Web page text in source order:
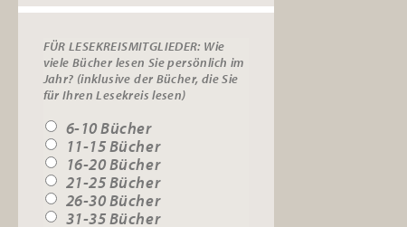
FÜR LESEKREISMITGLIEDER: Wie
viele Bücher lesen Sie persönlich im
Jahr? (inklusive der Bücher, die Sie
für Ihren Lesekreis lesen)
6-10 Bücher
11-15 Bücher
16-20 Bücher
21-25 Bücher
26-30 Bücher
31-35 Bücher